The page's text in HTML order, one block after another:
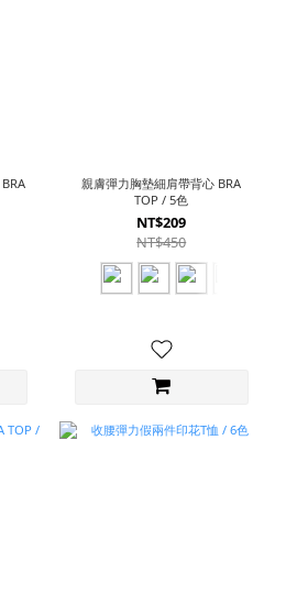
親膚彈力胸墊細肩帶背心 BRA
TOP / 5色
NT$209
NT$450